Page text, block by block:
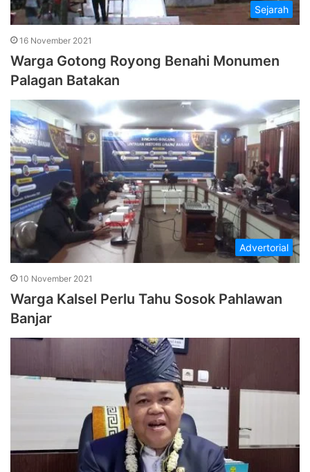
Sejarah
16 November 2021
Warga Gotong Royong Benahi Monumen
Palagan Batakan
Advertorial
10 November 2021
Warga Kalsel Perlu Tahu Sosok Pahlawan
Banjar